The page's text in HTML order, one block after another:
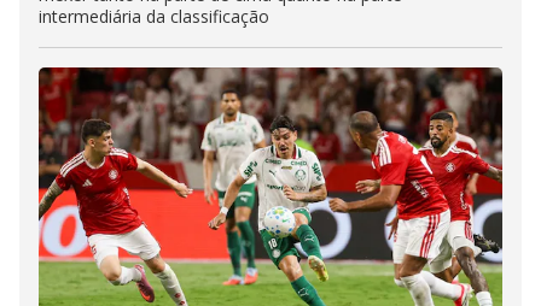
intermediária da classificação